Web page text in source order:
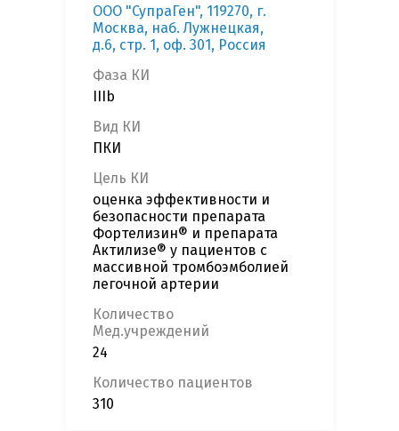
ООО "СупраГен", 119270, г.
Москва, наб. Лужнецкая,
д.6, стр. 1, оф. 301, Россия
Фаза КИ
IIIb
Вид КИ
ПКИ
Цель КИ
оценка эффективности и
безопасности препарата
Фортелизин® и препарата
Актилизе® у пациентов с
массивной тромбоэмболией
легочной артерии
Количество
Мед.учреждений
24
Количество пациентов
310